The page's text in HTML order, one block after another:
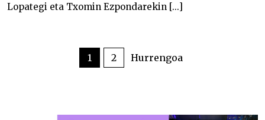
Lopategi eta Txomin Ezpondarekin [...]
PAGINATION 1 2 Hurrengoa